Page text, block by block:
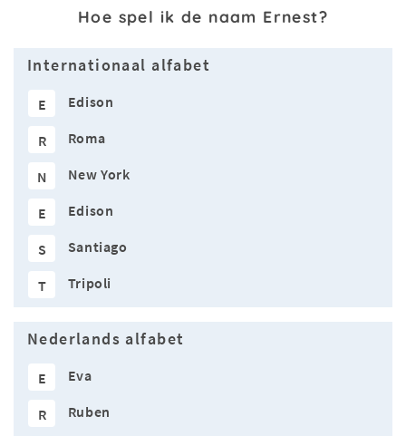
Hoe spel ik de naam Ernest?
Internationaal alfabet
E Edison
R Roma
N New York
E Edison
S Santiago
T Tripoli
Nederlands alfabet
E Eva
R Ruben